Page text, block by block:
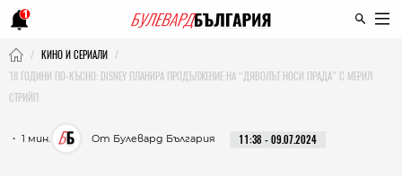
1
КИНО И СЕРИАЛИ
18 ГОДИНИ ПО-КЪСНО: DISNEY ПЛАНИРА ПРОДЪЛЖЕНИЕ НА “ДЯВОЛЪТ НОСИ ПРАДА” С МЕРИЛ
СТРИЙП
・ 1 мин. От Булевард България 11:38 - 09.07.2024